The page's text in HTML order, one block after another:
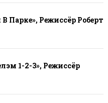
Режиссёр Роберт
1-2-3», Режиссёр